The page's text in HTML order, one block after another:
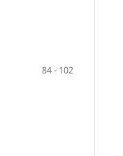
84 - 102